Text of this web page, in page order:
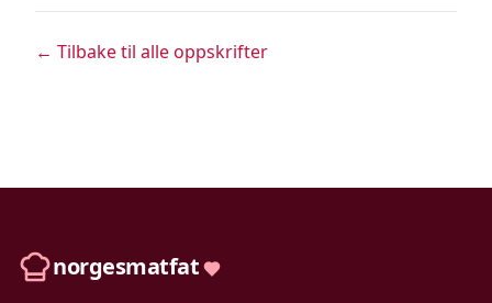
← Tilbake til alle oppskrifter
norgesmatfat